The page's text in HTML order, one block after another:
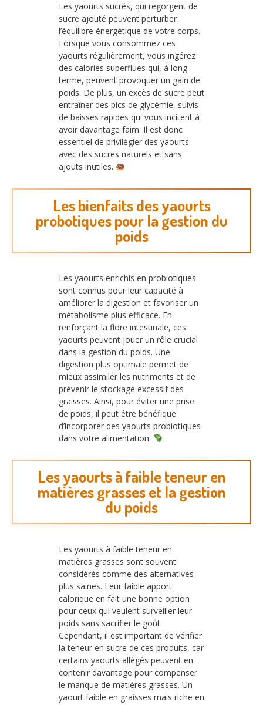
Les yaourts sucrés, qui regorgent de
sucre ajouté peuvent perturber
l’équilibre énergétique de votre corps.
Lorsque vous consommez ces
yaourts régulièrement, vous ingérez
des calories superflues qui, à long
terme, peuvent provoquer un gain de
poids. De plus, un excès de sucre peut
entraîner des pics de glycémie, suivis
de baisses rapides qui vous incitent à
avoir davantage faim. Il est donc
essentiel de privilégier des yaourts
avec des sucres naturels et sans
ajouts inutiles.
Les bienfaits des yaourts
probotiques pour la gestion du
poids
Les yaourts enrichis en probiotiques
sont connus pour leur capacité à
améliorer la digestion et favoriser un
métabolisme plus efficace. En
renforçant la flore intestinale, ces
yaourts peuvent jouer un rôle crucial
dans la gestion du poids. Une
digestion plus optimale permet de
mieux assimiler les nutriments et de
prévenir le stockage excessif des
graisses. Ainsi, pour éviter une prise
de poids, il peut être bénéfique
d’incorporer des yaourts probiotiques
dans votre alimentation.
Les yaourts à faible teneur en
matières grasses et la gestion
du poids
Les yaourts à faible teneur en
matières grasses sont souvent
considérés comme des alternatives
plus saines. Leur faible apport
calorique en fait une bonne option
pour ceux qui veulent surveiller leur
poids sans sacrifier le goût.
Cependant, il est important de vérifier
la teneur en sucre de ces produits, car
certains yaourts allégés peuvent en
contenir davantage pour compenser
le manque de matières grasses. Un
yaourt faible en graisses mais riche en